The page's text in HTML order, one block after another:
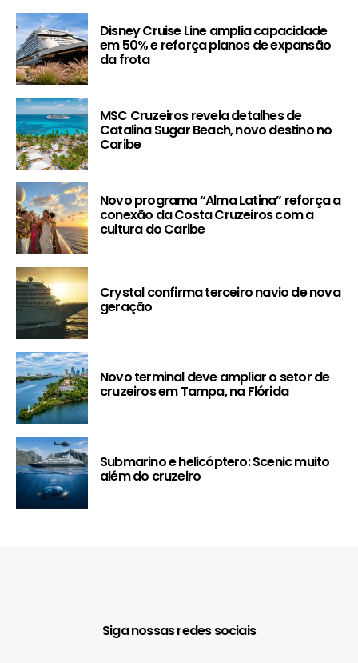
Disney Cruise Line amplia capacidade
em 50% e reforça planos de expansão
da frota
MSC Cruzeiros revela detalhes de
Catalina Sugar Beach, novo destino no
Caribe
Novo programa “Alma Latina” reforça a
conexão da Costa Cruzeiros com a
cultura do Caribe
Crystal confirma terceiro navio de nova
geração
Novo terminal deve ampliar o setor de
cruzeiros em Tampa, na Flórida
Submarino e helicóptero: Scenic muito
além do cruzeiro
Siga nossas redes sociais